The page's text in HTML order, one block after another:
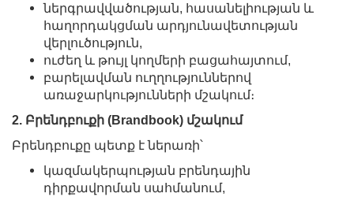
ներգրավվածության, հասանելիության և
հաղորդակցման արդյունավետության
վերլուծություն,
ուժեղ և թույլ կողմերի բացահայտում,
բարելավման ուղղություններով
առաջարկությունների մշակում։
2. Բրենդբուքի (Brandbook) մշակում
Բրենդբուքը պետք է ներառի՝
կազմակերպության բրենդային
դիրքավորման սահմանում,